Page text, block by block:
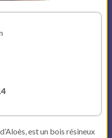
est un bois résineux